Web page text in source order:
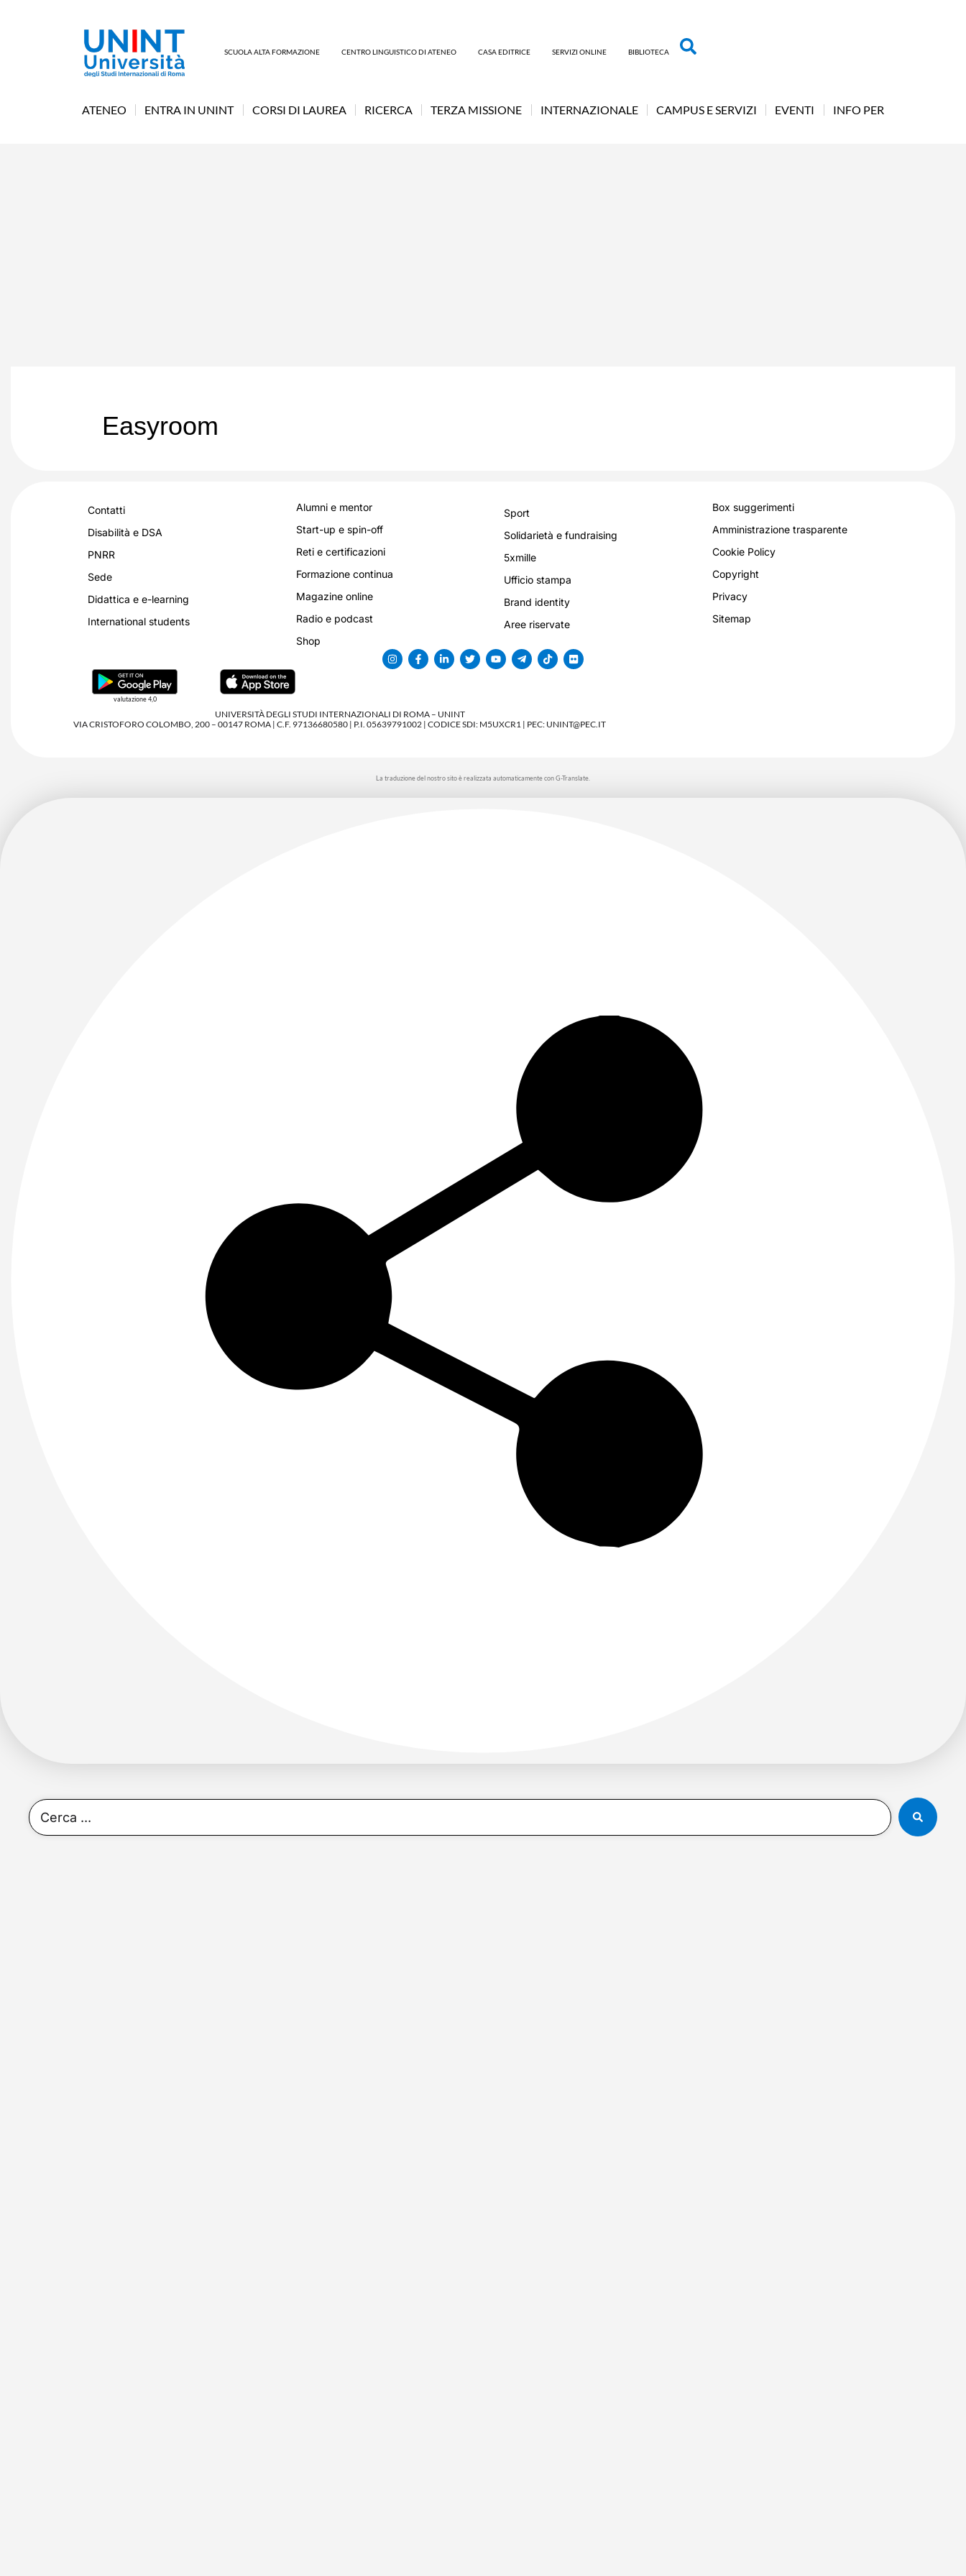
SCUOLA ALTA FORMAZIONE CENTRO LINGUISTICO DI ATENEO CASA EDITRICE SERVIZI ONLINE BIBLIOTECA
ATENEO ENTRA IN UNINT CORSI DI LAUREA RICERCA TERZA MISSIONE INTERNAZIONALE CAMPUS E SERVIZI EVENTI INFO PER
Easyroom
Contatti
Disabilità e DSA
PNRR
Sede
Didattica e e-learning
International students
Alumni e mentor
Start-up e spin-off
Reti e certificazioni
Formazione continua
Magazine online
Radio e podcast
Shop
Sport
Solidarietà e fundraising
5xmille
Ufficio stampa
Brand identity
Aree riservate
Box suggerimenti
Amministrazione trasparente
Cookie Policy
Copyright
Privacy
Sitemap
valutazione 4,0
UNIVERSITÀ DEGLI STUDI INTERNAZIONALI DI ROMA – UNINT
VIA CRISTOFORO COLOMBO, 200 – 00147 ROMA | C.F. 97136680580 | P.I. 05639791002 | CODICE SDI: M5UXCR1 | PEC: UNINT@PEC.IT
La traduzione del nostro sito è realizzata automaticamente con G-Translate.